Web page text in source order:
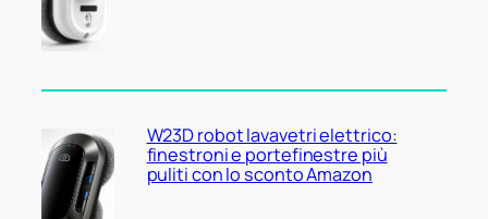
W23D robot lavavetri elettrico:
finestroni e portefinestre più
puliti con lo sconto Amazon